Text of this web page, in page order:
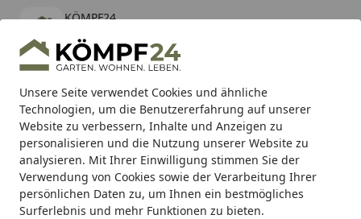
Unsere Seite verwendet Cookies und ähnliche
Technologien, um die Benutzererfahrung auf unserer
Website zu verbessern, Inhalte und Anzeigen zu
personalisieren und die Nutzung unserer Website zu
analysieren. Mit Ihrer Einwilligung stimmen Sie der
Verwendung von Cookies sowie der Verarbeitung Ihrer
persönlichen Daten zu, um Ihnen ein bestmögliches
Surferlebnis und mehr Funktionen zu bieten.
KÖMPF24
kostenlos - Im App Store
Hotline
Alle Produkte
Mein Konto
Suchen
Karibu Pools inkl. gratis Sandfilteranlage & Pool-
Starterset (Gesamtwert bis 468,99€)